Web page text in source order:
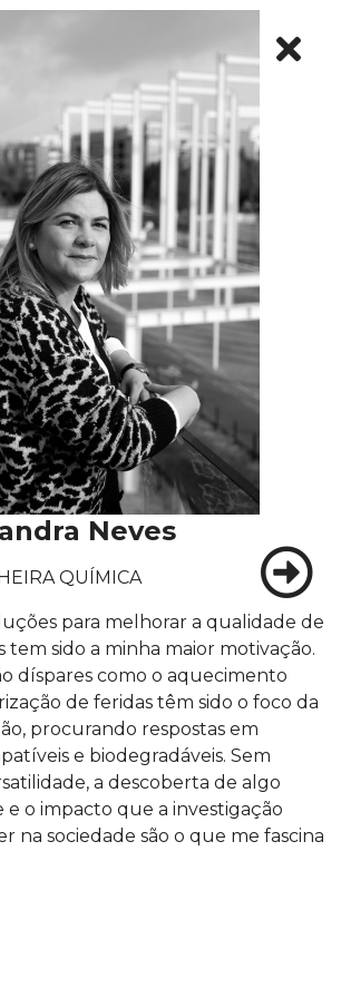
Neves
QUÍMICA
para melhorar a qualidade de
tem sido a minha maior motivação.
díspares como o aquecimento
de feridas têm sido o foco da
procurando respostas em
e biodegradáveis. Sem
a descoberta de algo
e o impacto que a investigação
na sociedade são o que me fascina